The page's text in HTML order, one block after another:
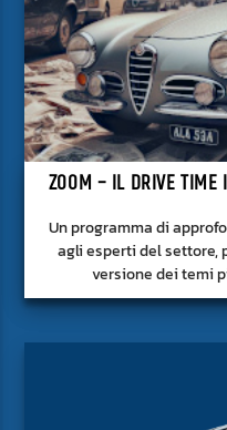
ZOOM – IL DRIVE
Un programma di
agli esperti del
versione dei temi